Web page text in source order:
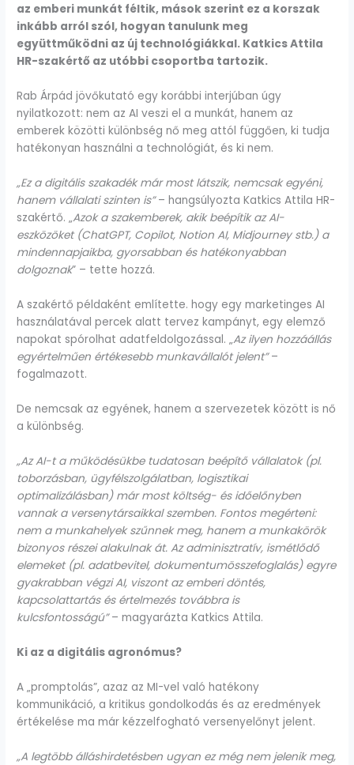
az emberi munkát féltik, mások szerint ez a korszak
inkább arról szól, hogyan tanulunk meg
együttműködni az új technológiákkal. Katkics Attila
HR-szakértő az utóbbi csoportba tartozik.
Rab Árpád jövőkutató egy korábbi interjúban úgy
nyilatkozott: nem az AI veszi el a munkát, hanem az
emberek közötti különbség nő meg attól függően, ki tudja
hatékonyan használni a technológiát, és ki nem.
„Ez a digitális szakadék már most látszik, nemcsak egyéni,
hanem vállalati szinten is”– hangsúlyozta Katkics Attila HR-
szakértő. „Azok a szakemberek, akik beépítik az AI-
eszközöket (ChatGPT, Copilot, Notion AI, Midjourney stb.) a
mindennapjaikba, gyorsabban és hatékonyabban
dolgoznak” – tette hozzá.
A szakértő példaként említette. hogy egy marketinges AI
használatával percek alatt tervez kampányt, egy elemző
napokat spórolhat adatfeldolgozással. „Az ilyen hozzáállás
egyértelműen értékesebb munkavállalót jelent”–
fogalmazott.
De nemcsak az egyének, hanem a szervezetek között is nő
a különbség.
„Az AI-t a működésükbe tudatosan beépítő vállalatok (pl.
toborzásban, ügyfélszolgálatban, logisztikai
optimalizálásban) már most költség- és időelőnyben
vannak a versenytársaikkal szemben. Fontos megérteni:
nem a munkahelyek szűnnek meg, hanem a munkakörök
bizonyos részei alakulnak át. Az adminisztratív, ismétlődő
elemeket (pl. adatbevitel, dokumentumösszefoglalás) egyre
gyakrabban végzi AI, viszont az emberi döntés,
kapcsolattartás és értelmezés továbbra is
kulcsfontosságú”– magyarázta Katkics Attila.
Ki az a digitális agronómus?
A „promptolás”, azaz az MI-vel való hatékony
kommunikáció, a kritikus gondolkodás és az eredmények
értékelése ma már kézzelfogható versenyelőnyt jelent.
„A legtöbb álláshirdetésben ugyan ez még nem jelenik meg,